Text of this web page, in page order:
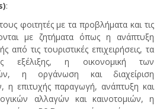
:
φοιτητές με τα προβλήματα και τις
με ζητήματα όπως η ανάπτυξη
από τις τουριστικές επιχειρήσεις, τα
εξέλιξης, η οικονομική των
η οργάνωση και διαχείριση
η επιτυχής παραγωγή, ανάπτυξη και
αλλαγών και καινοτομιών, η